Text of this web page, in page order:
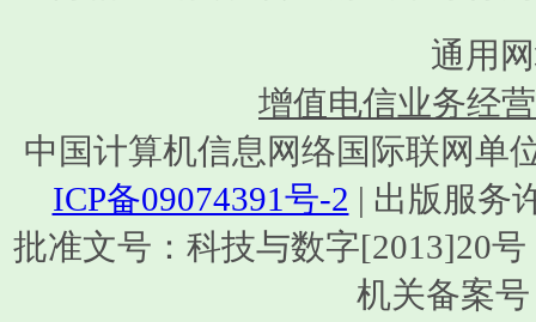
通用
增值电信业务经
中国计算机信息网络国际联网单
ICP备09074391号-2 | 出版服务
批准文号：科技与数字[2013]20号
机关备案号